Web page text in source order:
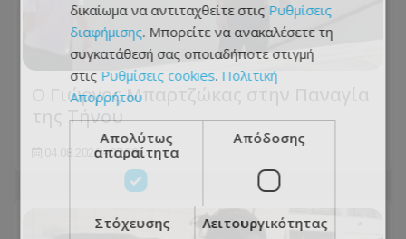
Ο Γιώργος Μπαρτζώκας στην Παναγία
της Τήνου
04.08.2026 - 07:38
δικαίωμα να αντιταχθείτε στις Ρυθμίσεις
διαφήμισης. Μπορείτε να ανακαλέσετε τη
συγκατάθεσή σας οποιαδήποτε στιγμή
στις Ρυθμίσεις cookies. Πολιτική
Απορρήτου
Απολύτως
απαραίτητα
Απόδοσης
Στόχευσης Λειτουργικότητας